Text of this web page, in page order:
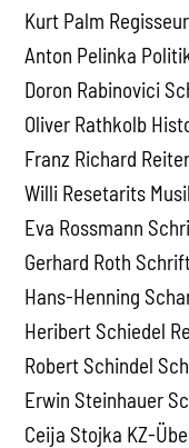
Kurt Palm Regisseur
Anton Pelinka
Doron Rabinovici
Oliver Rathkolb
Franz Richard
Willi Resetarits
Eva Rossmann
Gerhard Roth
Hans-Henning
Heribert Schiedel
Robert Schindel
Erwin Steinhauer
Ceija Stojka KZ-